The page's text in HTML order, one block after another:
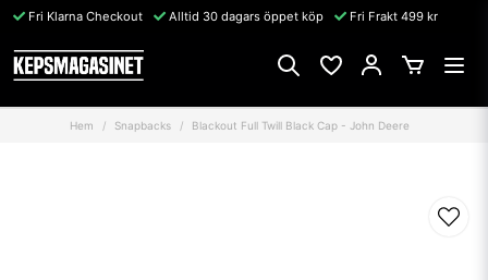
Fri Klarna Checkout Alltid 30 dagars öppet köp Fri Frakt 499 kr
Hem Snapbacks Blackout Full Twill Black Cap - John Deere